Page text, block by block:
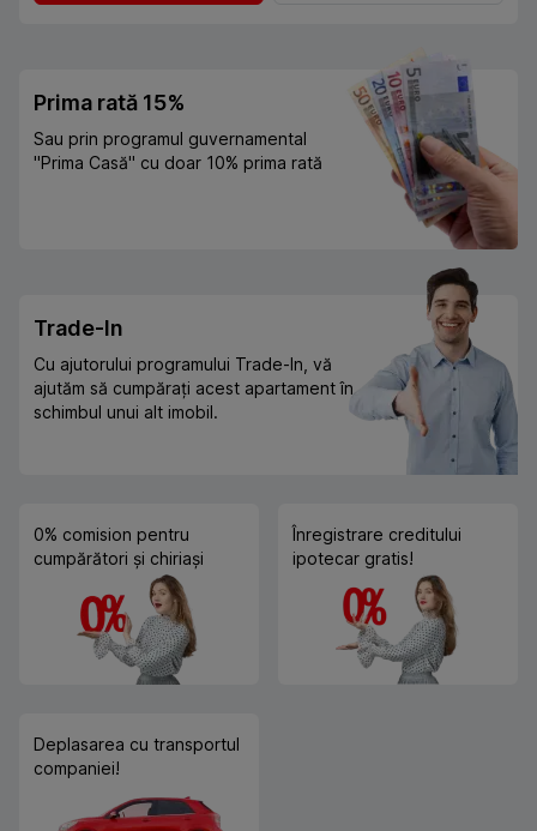
Prima rată 15%
Sau prin programul guvernamental
"Prima Casă" cu doar 10% prima rată
Trade-In
Cu ajutorului programului Trade-In, vă
ajutăm să cumpărați acest apartament în
schimbul unui alt imobil.
0% comision pentru
cumpărători și chiriași
Înregistrare creditului
ipotecar gratis!
Deplasarea cu transportul
companiei!